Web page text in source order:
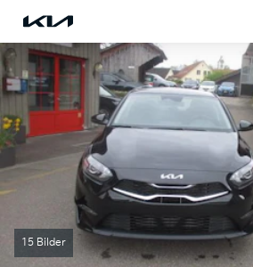
15 Bilder